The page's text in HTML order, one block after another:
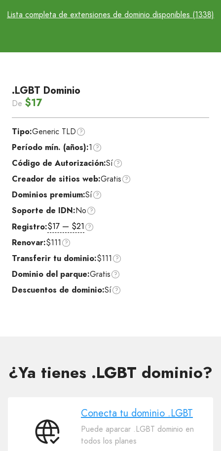
Lista completa de extensiones de dominio disponibles (1338)
.LGBT Dominio
De $17
Tipo:Generic TLD
Período mín. (años):1
Código de Autorización:Sí
Creador de sitios web:Gratis
Dominios premium:Sí
Soporte de IDN:No
Registro:$17 — $21
Renovar:$111
Transferir tu dominio:$111
Dominio del parque:Gratis
Descuentos de dominio:Sí
¿Ya tienes .LGBT dominio?
Conecta
Conecta tu dominio .LGBT
Puede aparcar .LGBT dominio en
todos los planes